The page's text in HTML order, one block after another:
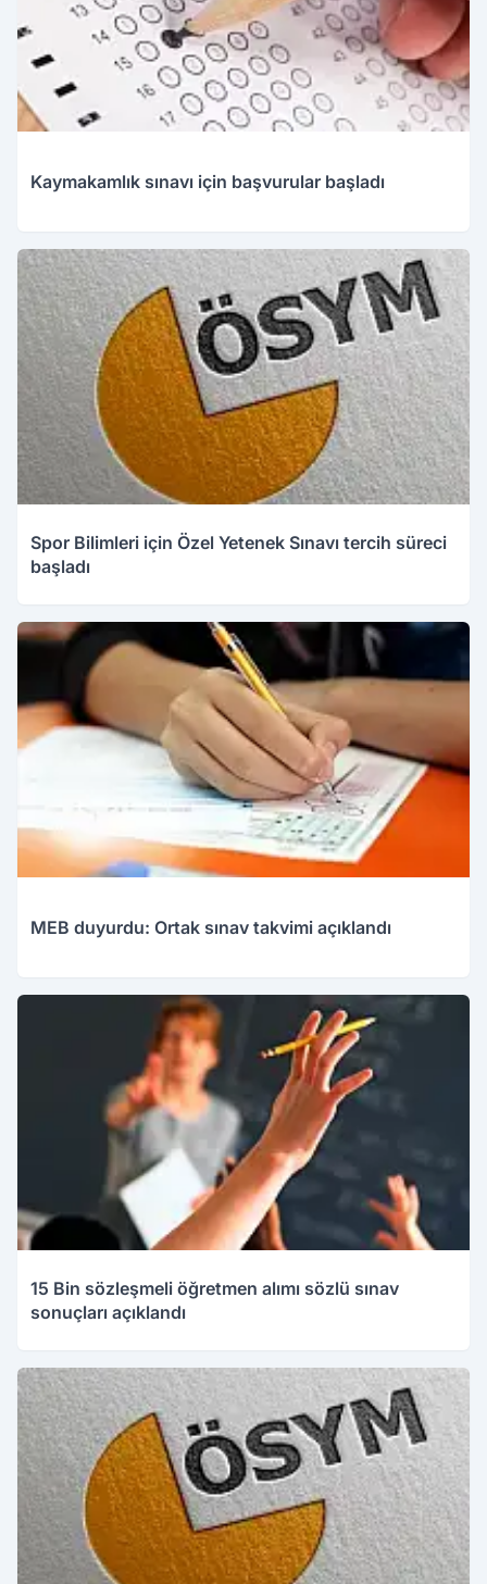
Kaymakamlık sınavı için başvurular başladı
Spor Bilimleri için Özel Yetenek Sınavı tercih süreci
başladı
MEB duyurdu: Ortak sınav takvimi açıklandı
15 Bin sözleşmeli öğretmen alımı sözlü sınav
sonuçları açıklandı